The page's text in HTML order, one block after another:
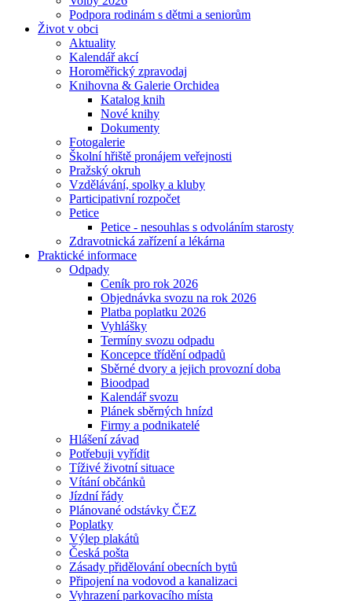
Podpora rodinám s dětmi a seniorům
Život v obci
Aktuality
Kalendář akcí
Horoměřický zpravodaj
Knihovna & Galerie Orchidea
Katalog knih
Nové knihy
Dokumenty
Fotogalerie
Školní hřiště pronájem veřejnosti
Pražský okruh
Vzdělávání, spolky a kluby
Participativní rozpočet
Petice
Petice - nesouhlas s odvoláním starosty
Zdravotnická zařízení a lékárna
Praktické informace
Odpady
Ceník pro rok 2026
Objednávka svozu na rok 2026
Platba poplatku 2026
Vyhlášky
Termíny svozu odpadu
Koncepce třídění odpadů
Sběrné dvory a jejich provozní doba
Bioodpad
Kalendář svozu
Plánek sběrných hnízd
Firmy a podnikatelé
Hlášení závad
Potřebuji vyřídit
Tíživé životní situace
Vítání občánků
Jízdní řády
Plánované odstávky ČEZ
Poplatky
Výlep plakátů
Česká pošta
Zásady přidělování obecních bytů
Připojení na vodovod a kanalizaci
Vyhrazení parkovacího místa